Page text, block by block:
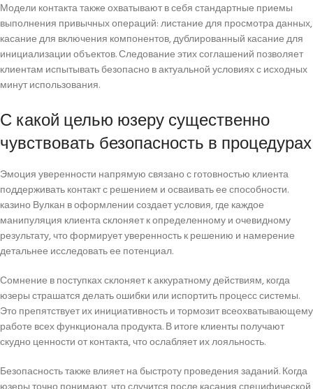
Модели контакта также охватывают в себя стандартные приемы
выполнения привычных операций: листание для просмотра данных,
касание для включения компонентов, дублированный касание для
инициализации объектов. Следование этих соглашений позволяет
клиентам испытывать безопасно в актуальной условиях с исходных
минут использования.
С какой целью юзеру существенно
чувствовать безопасность в процедурах
Эмоция уверенности напрямую связано с готовностью клиента
поддерживать контакт с решением и осваивать ее способности.
казино Вулкан в оформлении создает условия, где каждое
манипуляция клиента склоняет к определенному и очевидному
результату, что формирует уверенность к решению и намерение
детальнее исследовать ее потенциал.
Сомнение в поступках склоняет к аккуратному действиям, когда
юзеры страшатся делать ошибки или испортить процесс системы.
Это препятствует их инициативность и тормозит всеохватывающему
работе всех функционала продукта. В итоге клиенты получают
скудно ценности от контакта, что ослабляет их лояльность.
Безопасность также влияет на быстроту проведения заданий. Когда